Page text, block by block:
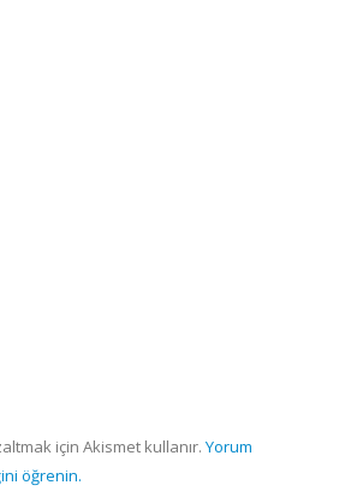
için Akismet kullanır. Yorum
öğrenin.